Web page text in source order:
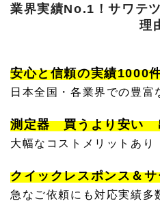
業界実績No.1！サワテ
理
安心と信頼の実績1000
日本全国・各業界での豊富
測定器 買うより安い
大幅なコストメリットあり
クイックレスポンス＆
急なご依頼にも対応実績多